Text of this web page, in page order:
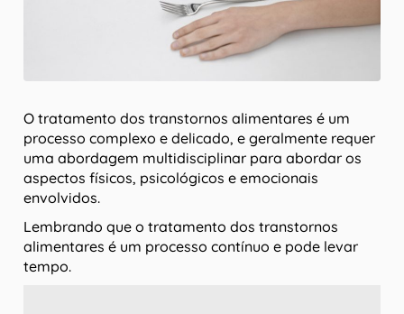
O tratamento dos transtornos alimentares é um
processo complexo e delicado, e geralmente requer
uma abordagem multidisciplinar para abordar os
aspectos físicos, psicológicos e emocionais
envolvidos.
Lembrando que o tratamento dos transtornos
alimentares é um processo contínuo e pode levar
tempo.